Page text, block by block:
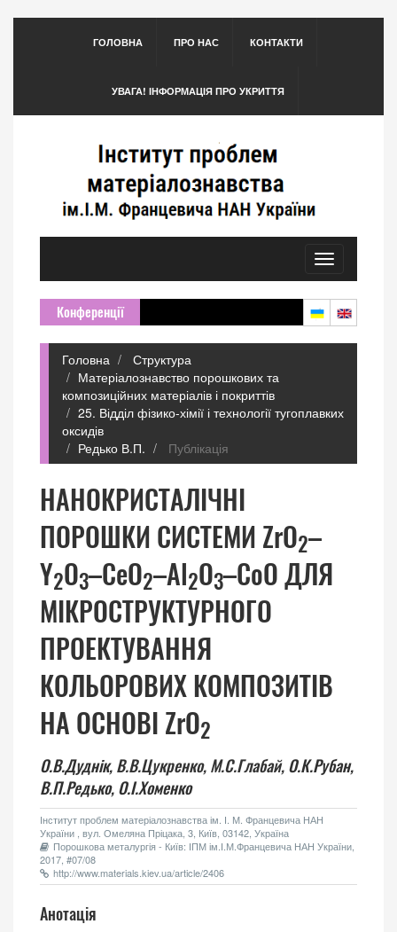
ГОЛОВНА ПРО НАС КОНТАКТИ
УВАГА! ІНФОРМАЦІЯ ПРО УКРИТТЯ
Toggle
navigation
Конференції
Головна
Структура
Матеріалознавство порошкових та
композиційних матеріалів і покриттів
25. Відділ фізико-хімії і технології тугоплавких
оксидів
Редько В.П.
Публікація
НАНОКРИСТАЛIЧНI
ПОРОШКИ СИСТЕМИ ZrO2–
Y2O3–CeO2–Al2O3–СоО ДЛЯ
МIКРОСТРУКТУРНОГО
ПРОЕКТУВАННЯ
КОЛЬОРОВИХ КОМПОЗИТIВ
НА ОСНОВI ZrO2
О.В.Дуднік, В.В.Цукренко, М.С.Глабай, О.К.Рубан,
В.П.Редько, О.І.Хоменко
Інститут проблем матеріалознавства ім. І. М. Францевича НАН
України , вул. Омеляна Пріцака, 3, Київ, 03142, Україна
Порошкова металургія - Київ: ІПМ ім.І.М.Францевича НАН України,
2017, #07/08
http://www.materials.kiev.ua/article/2406
Анотація